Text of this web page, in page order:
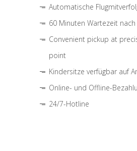
Automatische
60 Minuten Wartezeit
Convenient pickup at
point
Kindersitze verfügbar auf
Online- und Offline-
24/7-Hotline